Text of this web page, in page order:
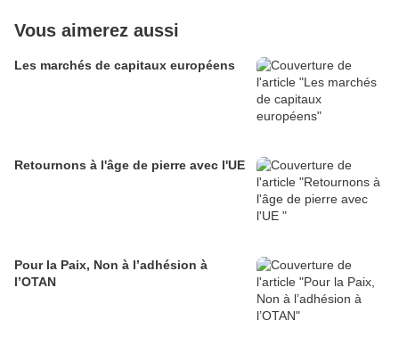
Vous aimerez aussi
Les marchés de capitaux européens
Retournons à l'âge de pierre avec l'UE
Pour la Paix, Non à l’adhésion à
l’OTAN